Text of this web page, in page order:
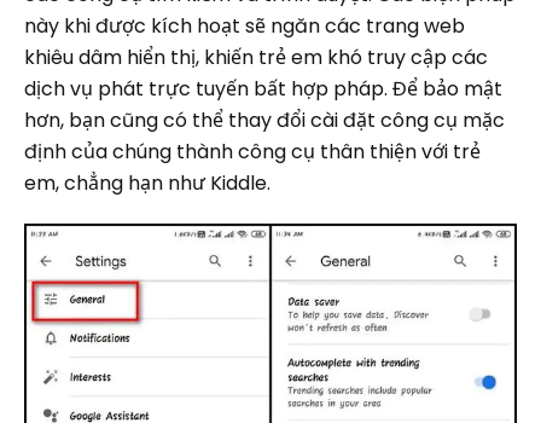
này khi được kích hoạt sẽ ngăn các trang web
khiêu dâm hiển thị, khiến trẻ em khó truy cập các
dịch vụ phát trực tuyến bất hợp pháp. Để bảo mật
hơn, bạn cũng có thể thay đổi cài đặt công cụ mặc
định của chúng thành công cụ thân thiện với trẻ
em, chẳng hạn như Kiddle.